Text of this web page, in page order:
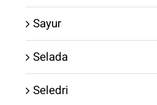
Sayur
Selada
Seledri